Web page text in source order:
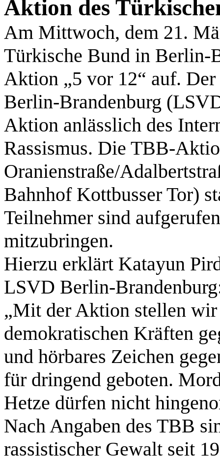
Aktion des
Am Mittwoch, dem 21.
Türkische Bund in Berlin-
Aktion „5 vor 12“ auf.
Berlin-Brandenburg
Aktion anlässlich des
Rassismus. Die TBB-
Oranienstraße/
Bahnhof Kottbusser Tor)
Teilnehmer sind
mitzubringen.
Hierzu erklärt Katayun
LSVD Berlin-
„Mit der Aktion stellen
demokratischen Kräften
und hörbares Zeichen
für dringend geboten.
Hetze dürfen nicht
Nach Angaben des TBB
rassistischer Gewalt seit